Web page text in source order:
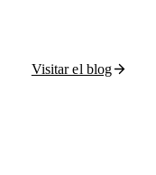
Visitar el blog